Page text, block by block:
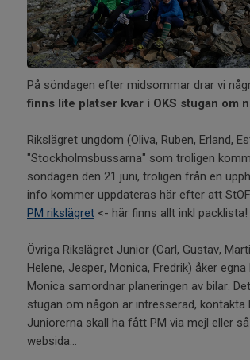
På söndagen efter midsommar drar vi
finns lite platser kvar i OKS stugan om
Rikslägret ungdom (Oliva, Ruben, Erland,
"Stockholmsbussarna" som troligen
söndagen den 21 juni, troligen från en
info kommer uppdateras här efter att
PM rikslägret <- här finns allt inkl packlista!
Övriga Rikslägret Junior (Carl, Gustav,
Helene, Jesper, Monica, Fredrik) åker
Monica samordnar planeringen av bilar.
stugan om någon är intresserad, kontakta
Juniorerna skall ha fått PM via mejl eller
websida...